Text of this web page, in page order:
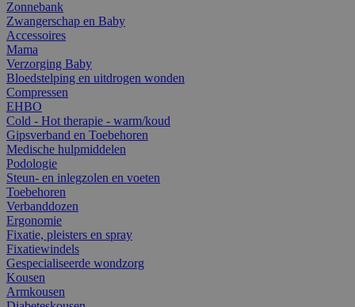
Zonnebank
Zwangerschap en Baby
Accessoires
Mama
Verzorging Baby
Bloedstelping en uitdrogen wonden
Compressen
EHBO
Cold - Hot therapie - warm/koud
Gipsverband en Toebehoren
Medische hulpmiddelen
Podologie
Steun- en inlegzolen en voeten
Toebehoren
Verbanddozen
Ergonomie
Fixatie, pleisters en spray
Fixatiewindels
Gespecialiseerde wondzorg
Kousen
Armkousen